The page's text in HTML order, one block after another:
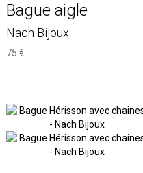
Bague aigle
Nach Bijoux
75 €